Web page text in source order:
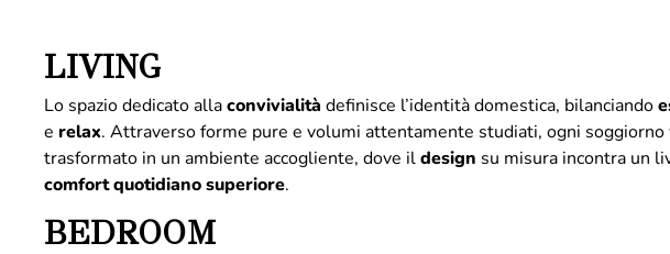
LIVING
Lo spazio dedicato allaconvivialità definisce l’identità domestica, bilanciando
e relax. Attraverso forme pure e volumi attentamente studiati, ogni soggiorno
trasformato in un ambiente accogliente, dove ildesign su misura incontra un
comfort quotidiano superiore.
BEDROOM